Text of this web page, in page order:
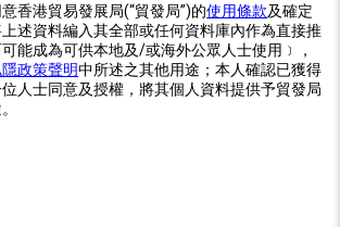
香港貿易發展局(“貿發局”)的使用條款及確定
述資料編入其全部或任何資料庫內作為直接推
能成為可供本地及/或海外公眾人士使用﹞，
政策聲明中所述之其他用途；本人確認已獲得
人士同意及授權，將其個人資料提供予貿發局